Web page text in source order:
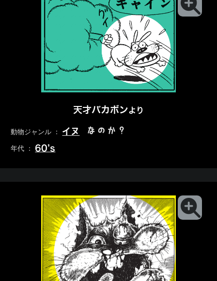
天才バカボンより
動物ジャンル ： イヌ なのか？
年代 ： 60’s